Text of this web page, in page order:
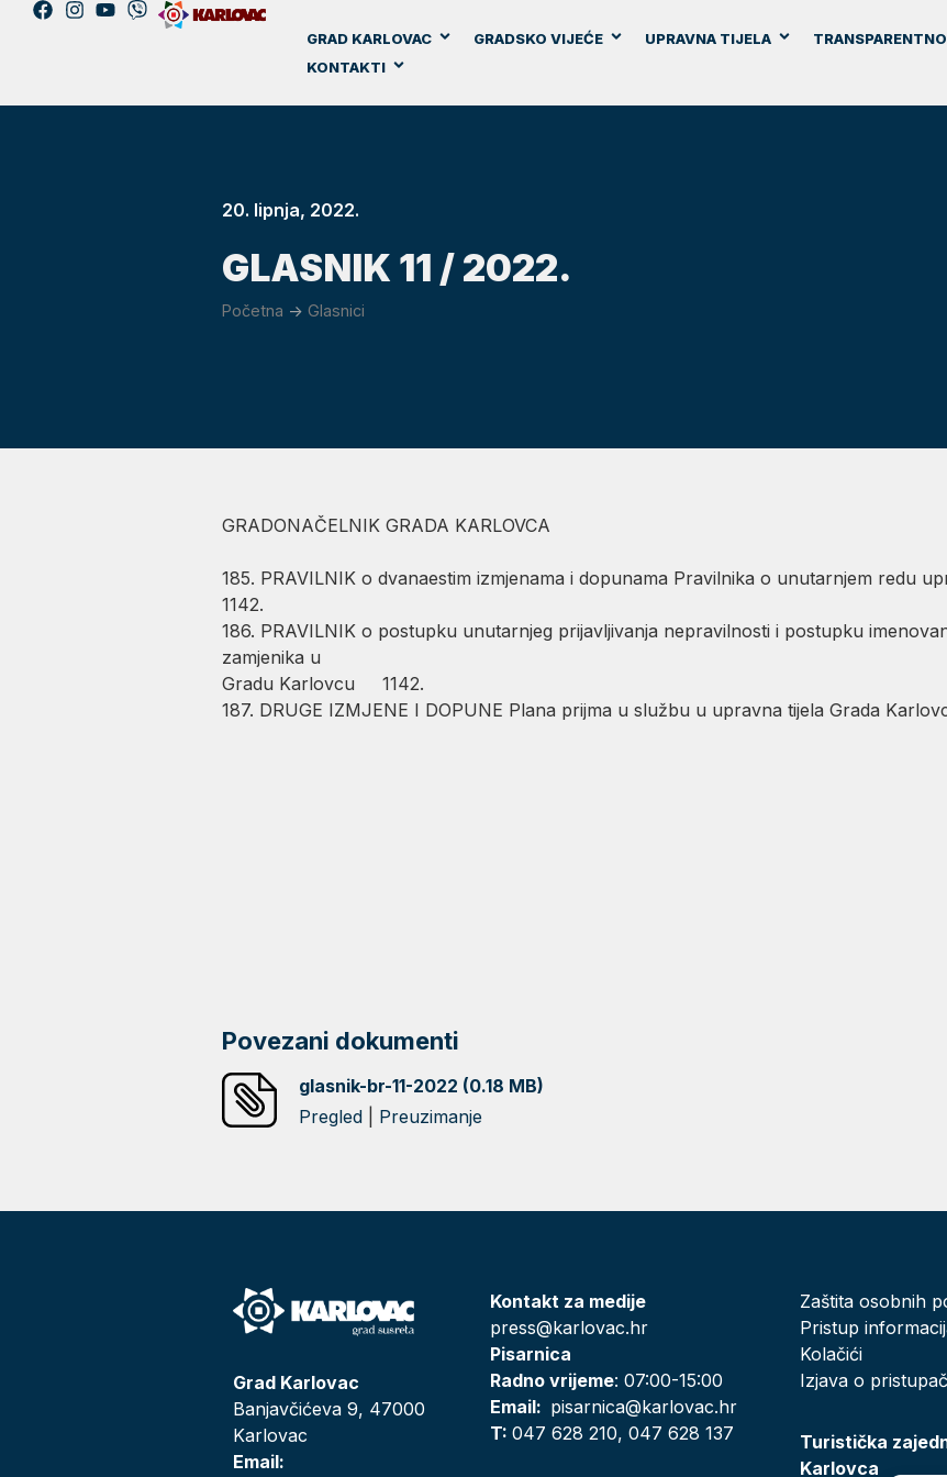
GRAD KARLOVAC GRADSKO VIJEĆE UPRAVNA TIJELA
KONTAKTI
20. lipnja, 2022.
GLASNIK 11 / 2022.
Početna -> Glasnici
GRADONAČELNIK GRADA KARLOVCA
185. PRAVILNIK o dvanaestim izmjenama i dopunama Pravilnika o unutarnjem
1142.
186. PRAVILNIK o postupku unutarnjeg prijavljivanja nepravilnosti i postupku
zamjenika u
Gradu Karlovcu 1142.
187. DRUGE IZMJENE I DOPUNE Plana prijma u službu u upravna tijela Grada
Povezani dokumenti
glasnik-br-11-2022 (0.18 MB)
Pregled
Preuzimanje
Grad Karlovac
Banjavčićeva 9, 47000
Karlovac
Email:
Kontakt za medije
press@karlovac.hr
Pisarnica
Radno vrijeme: 07:00-15:00
Email: pisarnica@karlovac.hr
T:047 628 210, 047 628 137
Zaštita osobnih
Pristup
Kolačići
Izjava o
Turistička
Karlovca